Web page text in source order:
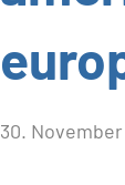
von
30.